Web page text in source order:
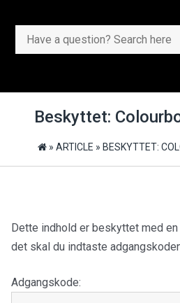
Search
for:
Beskyttet:
» ARTICLE » BESKYTTET:
Dette indhold er beskyttet med
det skal du indtaste
Adgangskode: